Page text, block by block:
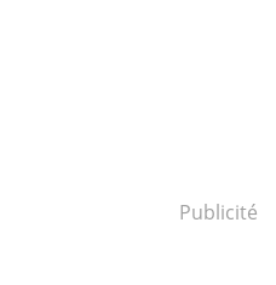
Publicité